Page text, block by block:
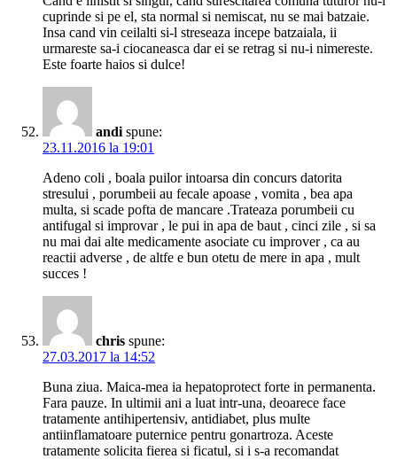
cuprinde si pe el, sta normal si nemiscat, nu se mai batzaie.
Insa cand vin ceilalti si-l streseaza incepe batzaiala, ii
urmareste sa-i ciocaneasca dar ei se retrag si nu-i nimereste.
Este foarte haios si dulce!
andi spune:
23.11.2016 la 19:01
Adeno coli , boala puilor intoarsa din concurs datorita
stresului , porumbeii au fecale apoase , vomita , bea apa
multa, si scade pofta de mancare .Trateaza porumbeii cu
antifugal si improvar , le pui in apa de baut , cinci zile , si sa
nu mai dai alte medicamente asociate cu improver , ca au
reactii adverse , de altfe e bun otetu de mere in apa , mult
succes !
chris spune:
27.03.2017 la 14:52
Buna ziua. Maica-mea ia hepatoprotect forte in permanenta.
Fara pauze. In ultimii ani a luat intr-una, deoarece face
tratamente antihipertensiv, antidiabet, plus multe
antiinflamatoare puternice pentru gonartroza. Aceste
tratamente solicita fierea si ficatul, si i s-a recomandat